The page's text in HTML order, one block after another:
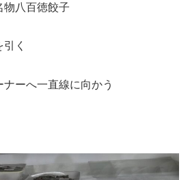
物八百徳餃子
く
ーへ一直線に向かう